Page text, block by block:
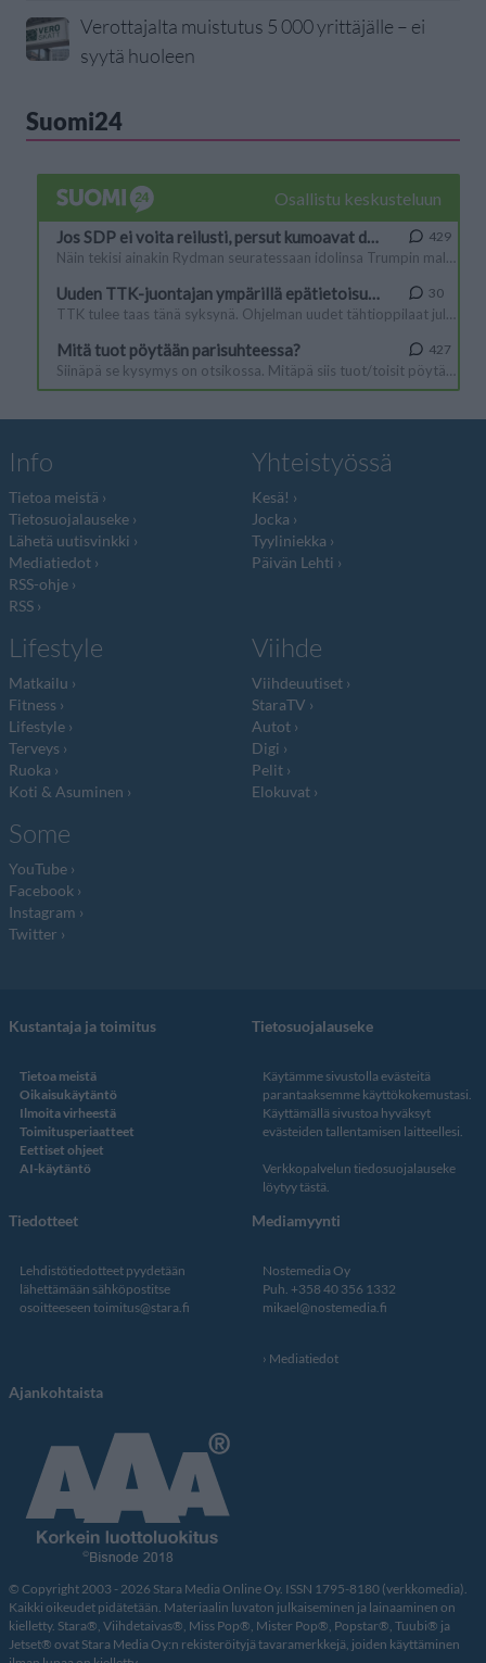
Verottajalta muistutus 5 000 yrittäjälle – ei
syytä huoleen
Suomi24
Info
Tietoa meistä
Tietosuojalauseke
Lähetä uutisvinkki
Mediatiedot
RSS-ohje
RSS
Yhteistyössä
Kesä!
Jocka
Tyyliniekka
Päivän Lehti
Lifestyle
Matkailu
Fitness
Lifestyle
Terveys
Ruoka
Koti & Asuminen
Viihde
Viihdeuutiset
StaraTV
Autot
Digi
Pelit
Elokuvat
Some
YouTube
Facebook
Instagram
Twitter
Kustantaja ja toimitus
Tietoa meistä
Oikaisukäytäntö
Ilmoita virheestä
Toimitusperiaatteet
Eettiset ohjeet
AI-käytäntö
Tietosuojalauseke
Käytämme sivustolla evästeitä
parantaaksemme käyttökokemustasi.
Käyttämällä sivustoa hyväksyt
evästeiden tallentamisen laitteellesi.
Verkkopalvelun tiedosuojalauseke
löytyy tästä.
Tiedotteet
Lehdistötiedotteet pyydetään
lähettämään sähköpostitse
osoitteeseen toimitus@stara.fi
Mediamyynti
Nostemedia Oy
Puh. +358 40 356 1332
mikael@nostemedia.fi
Mediatiedot
Ajankohtaista
© Copyright 2003 - 2026 Stara Media Online Oy. ISSN 1795-8180 (verkkomedia).
Kaikki oikeudet pidätetään. Materiaalin luvaton julkaiseminen ja lainaaminen on
kielletty. Stara®, Viihdetaivas®, Miss Pop®, Mister Pop®, Popstar®, Tuubi® ja
Jetset® ovat Stara Media Oy:n rekisteröityjä tavaramerkkejä, joiden käyttäminen